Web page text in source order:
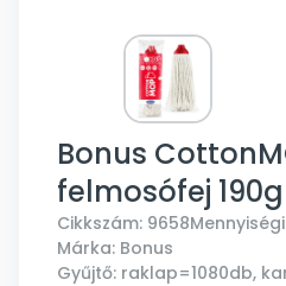
Bonus
felmosófej
Cikkszám: 9658
Márka: Bonus
Gyűjtő: raklap=1080db,